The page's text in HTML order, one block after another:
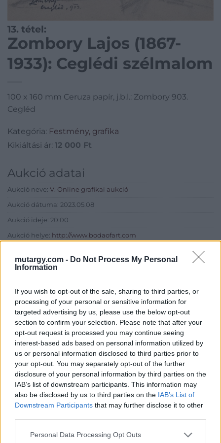
mutargy.com - Do Not Process My Personal
Information
If you wish to opt-out of the sale, sharing to third parties, or
processing of your personal or sensitive information for
targeted advertising by us, please use the below opt-out
section to confirm your selection. Please note that after your
opt-out request is processed you may continue seeing
interest-based ads based on personal information utilized by
us or personal information disclosed to third parties prior to
your opt-out. You may separately opt-out of the further
disclosure of your personal information by third parties on the
IAB’s list of downstream participants. This information may
also be disclosed by us to third parties on the IAB’s List of
Downstream Participants that may further disclose it to other
Personal Data Processing Opt Outs
13. tétel:
Zombory Lajos (1867-
1933): Ceglédi szélmalom
100 x 160 mm Ceruza papír, j.b.l.: Zombory 903.
Cegléd
Kategória: Festmény, grafika
Kikiáltási ár: 12 000 Ft
Aukció adatai
Aukció neve: V. Online grafikai aukció
Aukció dátuma: 2023.05.08
Aukció ideje: 20:00
Aukció helye: http://www.bodaofart.com
Eladó:Boda Gallery of Art
Cím: Boda Péter
Boda Galéria és Aukciósház
Budapest
1111.Budapest Bartók Béla út 34
1111
Telefon: (06-20) 519-08-91 ; (06-1)
784-5852
Weboldal:
http://www.bodaofart.com
Bemutatkozás: Galériánk 2012-ben kezdett el foglalkozni
kínálunk és keresünk.